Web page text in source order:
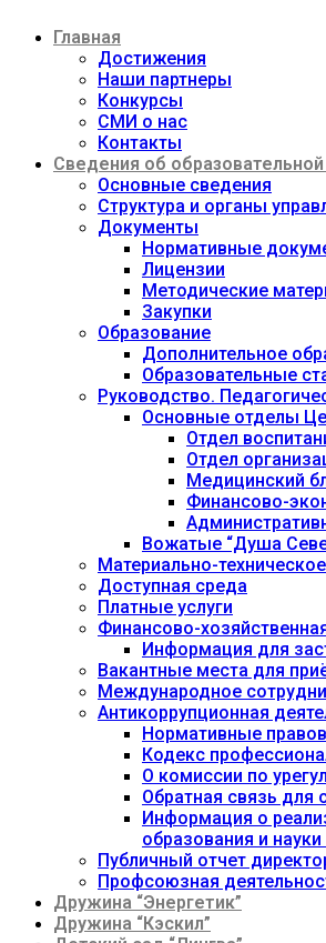
содержимому
Главная
Достижения
Наши партнеры
Конкурсы
СМИ о нас
Контакты
Сведения об образовательной
Основные сведения
Структура и органы
Документы
Нормативные
Лицензии
Методические
Закупки
Образование
Дополнительное
Образовательные
Руководство.
Основные отделы
Отдел
Отдел
Медицинский
Финансово-
Вожатые “Душа
Материально-
Доступная среда
Платные услуги
Финансово-
Информация для
Вакантные места для
Международное
Антикоррупционная
Нормативные
Кодекс
О комиссии по
Обратная связь для
Информация о
образования и
Публичный отчет
Профсоюзная
Дружина “Энергетик”
Дружина “Кэскил”